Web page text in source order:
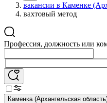
вакансии в Каменке
вахтовый метод
Профессия, должность или
Каменка (Архангельская